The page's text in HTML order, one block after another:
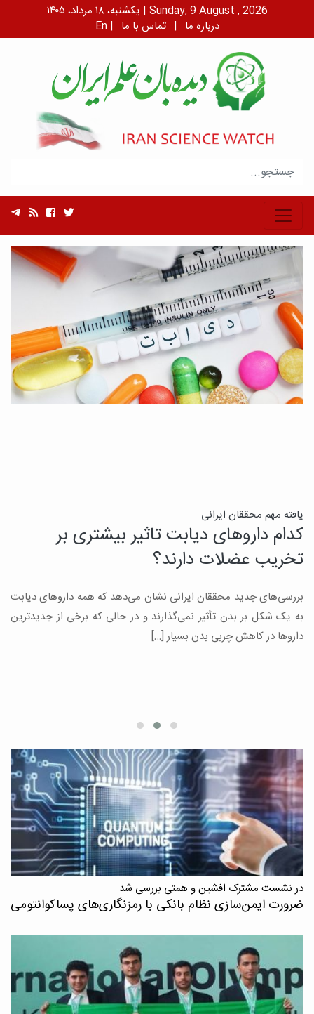
یکشنبه، ۱۸ مرداد، ۱۴۰۵ | Sunday, 9 August , 2026
En | درباره ما | تماس با ما
یافته مهم محققان ایرانی
کدام داروهای دیابت تاثیر بیشتری بر
تخریب عضلات دارند؟
بررسی‌های جدید محققان ایرانی نشان می‌دهد که همه داروهای دیابت
به یک شکل بر بدن تأثیر نمی‌گذارند و در حالی که برخی از جدیدترین
داروها در کاهش چربی بدن بسیار […]
در نشست مشترک افشین و همتی بررسی شد
ضرورت ایمن‌سازی نظام بانکی با رمزنگاری‌های پسا‌کوانتومی